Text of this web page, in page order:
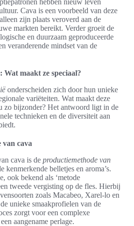
hebben nieuw leven
Cava is een voorbeeld van deze
zijn plaats veroverd aan de
markten bereikt. Verder groeit de
en duurzaam geproduceerde
veranderende mindset van de
Wat maakt ze speciaal?
onderscheiden zich door hun unieke
variëteiten. Wat maakt deze
zo bijzonder? Het antwoord ligt in de
technieken en de diversiteit aan
van cava
cava is de productiemethode van
kenmerkende belletjes en aroma’s.
ook bekend als ‘metode
tweede vergisting op de fles. Hierbij
zoals Macabeo, Xarel-lo en
unieke smaakprofielen van de
zorgt voor een complexe
aangename perlage.